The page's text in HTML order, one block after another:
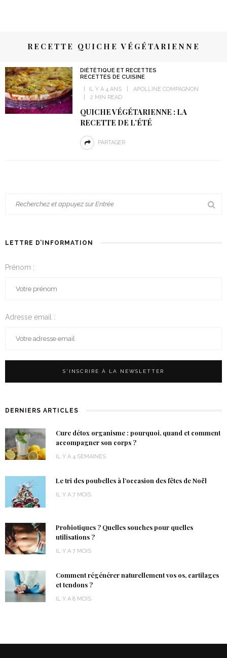
RECETTE QUICHE VÉGÉTARIENNE
DIÉTÉTIQUE ET RECETTES
RECETTES DE CUISINE
IL Y A 4 ANS
APOLLINE COMPAGNON
2 MIN READ
QUICHE VÉGÉTARIENNE : LA
RECETTE DE L’ÉTÉ
PARTAGER
LETTRE D’INFORMATION
Prénom :
Adresse email :
DERNIERS ARTICLES
Cure détox organisme : pourquoi, quand et comment
accompagner son corps ?
IL Y A 4 SEMAINES
Le tri des poubelles à l’occasion des fêtes de Noël
IL Y A 7 MOIS
Probiotiques ? Quelles souches pour quelles
utilisations ?
IL Y A 7 MOIS
Comment régénérer naturellement vos os, cartilages
et tendons ?
IL Y A 8 MOIS